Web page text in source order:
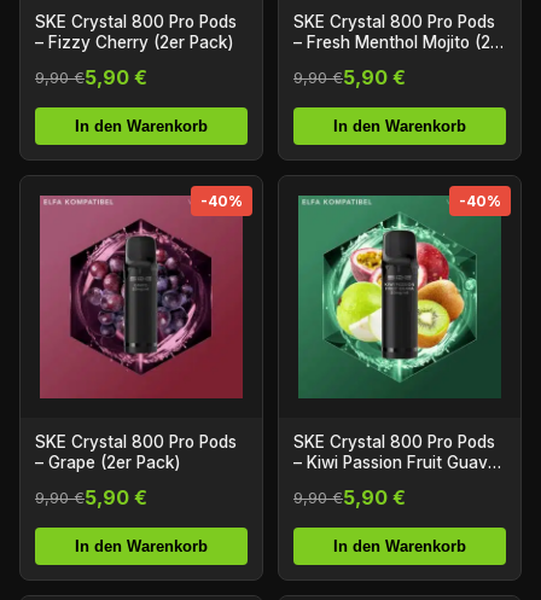
SKE Crystal 800 Pro Pods
– Fizzy Cherry (2er Pack)
9,90 €5,90 €
In den Warenkorb
SKE Crystal 800 Pro Pods
– Fresh Menthol Mojito (2er
9,90 €5,90 €
In den Warenkorb
-40%
SKE Crystal 800 Pro Pods
– Grape (2er Pack)
9,90 €5,90 €
In den Warenkorb
-40%
SKE Crystal 800 Pro Pods
– Kiwi Passion Fruit Guava
9,90 €5,90 €
In den Warenkorb